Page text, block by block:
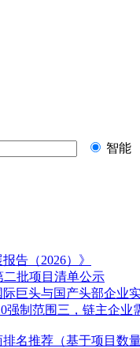
智能
告（2026）》
二批项目清单公示
巨头与国产头部企业
强制范围三，链主企业
名推荐（基于项目数量